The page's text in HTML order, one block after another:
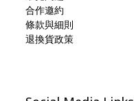
合作邀約
條款與細則
退換貨政策